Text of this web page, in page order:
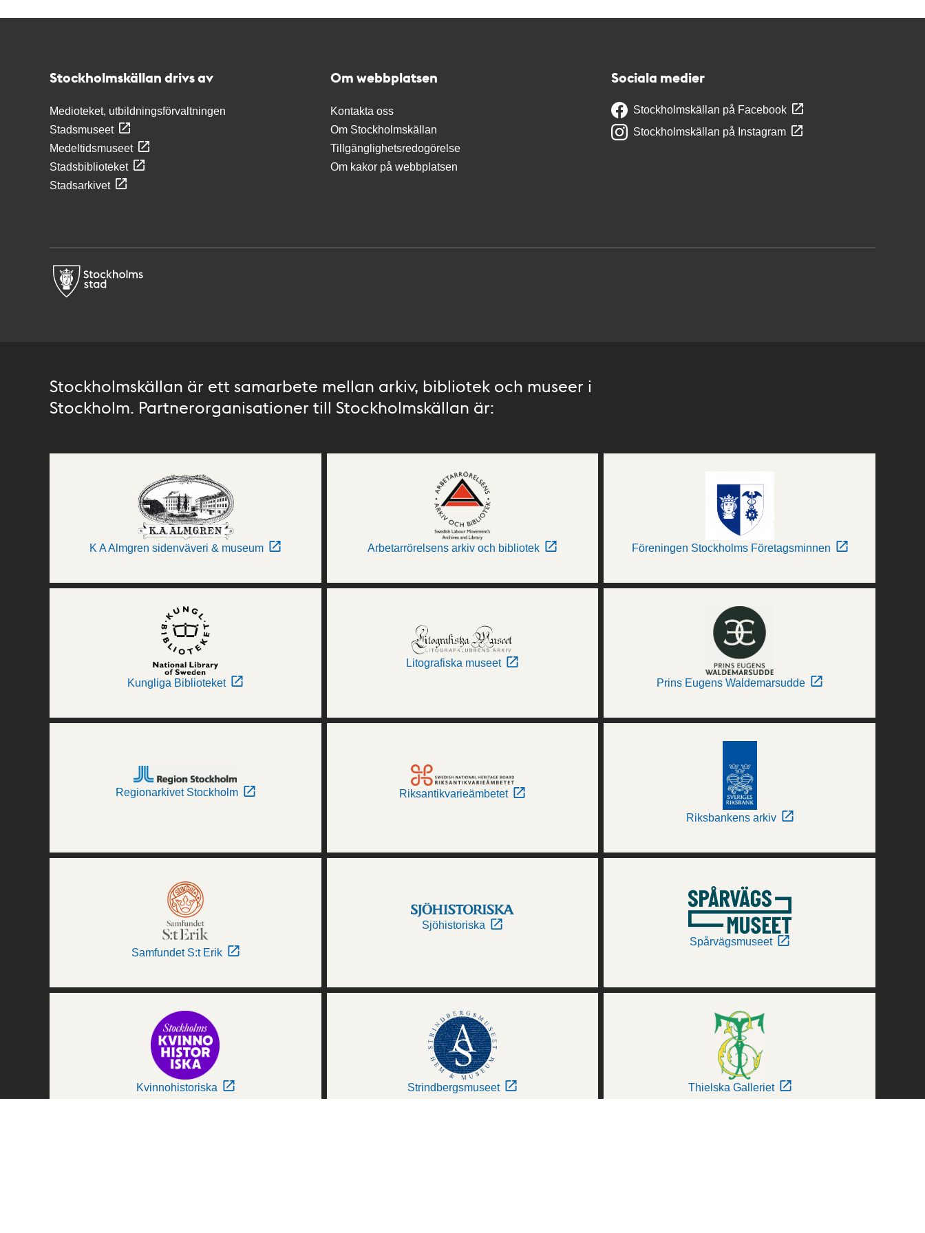
Stockholmskällan drivs av
Medioteket, utbildningsförvaltningen
Stadsmuseet
Medeltidsmuseet
Stadsbiblioteket
Stadsarkivet
Om webbplatsen
Kontakta oss
Om Stockholmskällan
Tillgänglighetsredogörelse
Om kakor på webbplatsen
Sociala medier
Stockholmskällan på Facebook
Stockholmskällan på Instagram
Stockholmskällan är ett samarbete mellan arkiv, bibliotek och museer i
Stockholm. Partnerorganisationer till Stockholmskällan är:
K A Almgren sidenväveri & museum Arbetarrörelsens arkiv och bibliotek Föreningen Stockholms Företagsminnen
Kungliga Biblioteket
Litografiska museet
Prins Eugens Waldemarsudde
Regionarkivet Stockholm Riksantikvarieämbetet
Riksbankens arkiv
Samfundet S:t Erik
Sjöhistoriska
Spårvägsmuseet
Kvinnohistoriska Strindbergsmuseet Thielska Galleriet